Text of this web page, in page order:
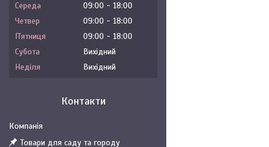
Середа
09:00
18:00
Четвер
09:00
18:00
Пʼятниця
09:00
18:00
Субота
Вихідний
Неділя
Вихідний
Контакти
Товари для саду та городу